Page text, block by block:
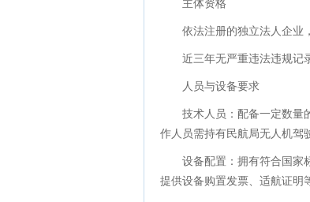
主体资格
依法注册的独立法人企业
近三年无严重违法违规记
人员与设备要求
技术人员：配备一定数量
作人员需持有民航局无人机驾
设备配置：拥有符合国家
提供设备购置发票、适航证明